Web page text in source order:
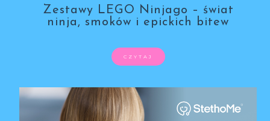
Zestawy LEGO Ninjago – świat
ninja, smoków i epickich bitew
CZYTAJ